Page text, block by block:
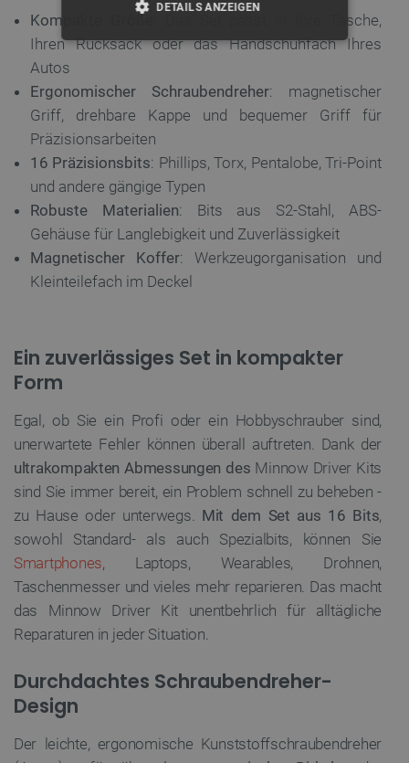
Kompakte Größe
: Das Set passt in Ihre Tasche,
Ihren Rucksack oder das Handschuhfach Ihres
Autos
Ergonomischer Schraubendreher: magnetischer
Griff, drehbare Kappe und bequemer Griff für
Präzisionsarbeiten
16 Präzisionsbits: Phillips, Torx, Pentalobe, Tri-Point
und andere gängige Typen
Robuste Materialien: Bits aus S2-Stahl, ABS-
Gehäuse für Langlebigkeit und Zuverlässigkeit
Magnetischer Koffer: Werkzeugorganisation und
Kleinteilefach im Deckel
Ein zuverlässiges Set in kompakter
Form
Egal, ob Sie ein Profi oder ein Hobbyschrauber sind,
unerwartete Fehler können überall auftreten. Dank der
ultrakompakten Abmessungen des Minnow Driver Kits
sind Sie immer bereit, ein Problem schnell zu beheben -
zu Hause oder unterwegs. Mit dem Set aus 16 Bits,
sowohl Standard- als auch Spezialbits, können Sie
Smartphones, Laptops, Wearables, Drohnen,
Taschenmesser und vieles mehr reparieren. Das macht
das Minnow Driver Kit unentbehrlich für alltägliche
Reparaturen in jeder Situation.
Durchdachtes Schraubendreher-
Design
Der leichte, ergonomische Kunststoffschraubendreher
DETAILS ANZEIGEN
UNBEDINGT ERFORDERLICH
PERFORMANCE
TARGETING
Unbedingt erforderlich Performance
Targeting
Benutzeranmeldung und die Kontoverwaltung.
Ohne die unbedingt erforderlichen Cookies kann
Name
Anbieter/
Domäne
VISITOR_PRIVACY_METADATA
YouTube
.youtube.com
Datenschutzerklärung von Google